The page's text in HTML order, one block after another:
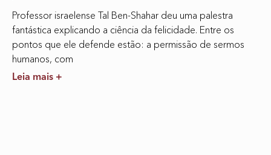
Professor israelense Tal Ben-Shahar deu uma palestra
fantástica explicando a ciência da felicidade. Entre os
pontos que ele defende estão: a permissão de sermos
humanos, com
Leia mais +